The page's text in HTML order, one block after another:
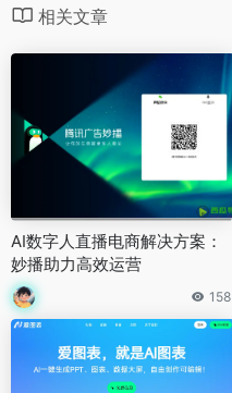
相关文章
AI数字人直播电商解决方案：
妙播助力高效运营
158